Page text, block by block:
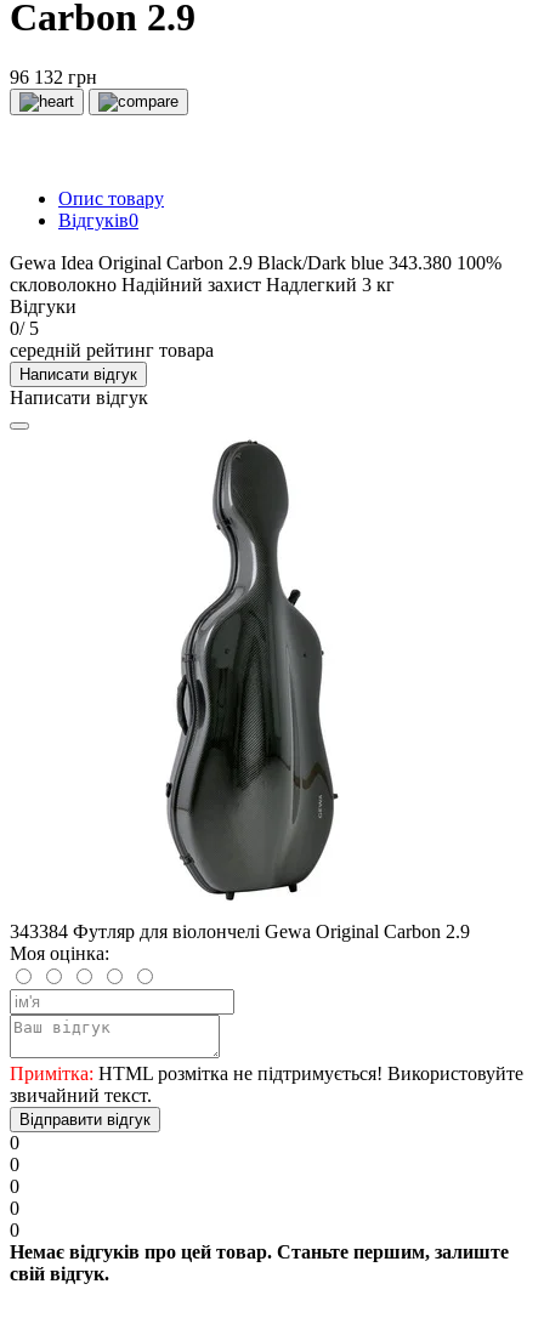
Carbon 2.9
96 132 грн
Опис товару
Відгуків0
Gewa Idea Original Carbon 2.9 Black/Dark blue 343.380 100%
скловолокно Надійний захист Надлегкий 3 кг
Відгуки
0/ 5
середній рейтинг товара
Написати відгук
Написати відгук
343384 Футляр для віолончелі Gewa Original Carbon 2.9
Моя оцінка:
Примітка: HTML розмітка не підтримується! Використовуйте
звичайний текст.
Відправити відгук
0
0
0
0
0
Немає відгуків про цей товар. Станьте першим, залиште
свій відгук.